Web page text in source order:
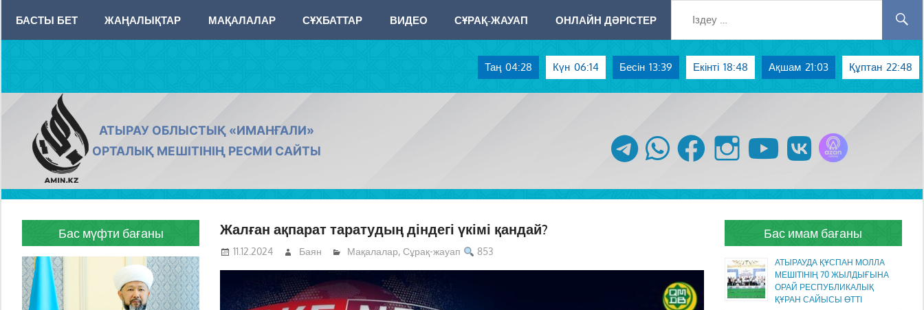
content
БАСТЫ БЕТ ЖАҢАЛЫҚТАР МАҚАЛАЛАР СҰХБАТТАР ВИДЕО СҰРАҚ-ЖАУАП ОНЛАЙН ДӘРІСТЕР
Таң 04:28 Күн 06:14 Бесін 13:39 Екінті 18:48 Ақшам 21:03 Құптан 22:48
AMIN.KZ
АТЫРАУ ОБЛЫСТЫҚ «ИМАНҒАЛИ»
ОРТАЛЫҚ МЕШІТІНІҢ РЕСМИ САЙТЫ
telegram whatsapp facebook instagram youtubevk
Жалған ақпарат таратудың діндегі үкімі қандай?
11.12.2024 Баян Мақалалар, Сұрақ-жауап 853
Бас мүфти бағаны Бас имам бағаны
АТЫРАУДА ҚҰСПАН МОЛЛА
МЕШІТІНІҢ 70 ЖЫЛДЫҒЫНА
ОРАЙ РЕСПУБЛИКАЛЫҚ
ҚҰРАН САЙЫСЫ ӨТТІ